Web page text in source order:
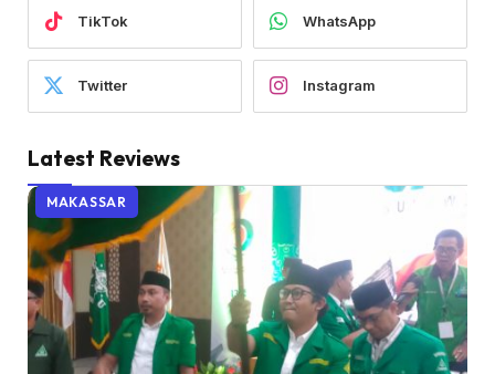
TikTok WhatsApp
Twitter Instagram
Latest Reviews
MAKASSAR